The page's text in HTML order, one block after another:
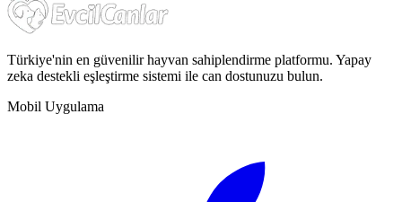
Türkiye'nin en güvenilir hayvan sahiplendirme platformu. Yapay
zeka destekli eşleştirme sistemi ile can dostunuzu bulun.
Mobil Uygulama